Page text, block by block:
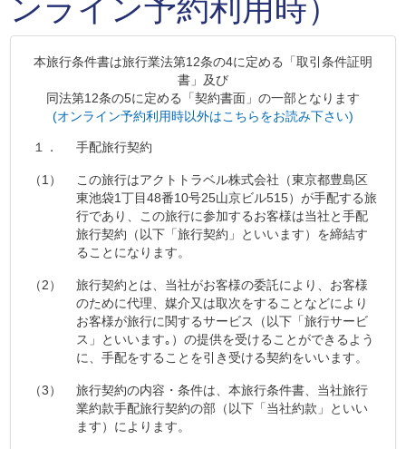
ンライン予約利用時）
本旅行条件書は旅行業法第12条の4に定める「取引条件証明
書」及び
同法第12条の5に定める「契約書面」の一部となります
(オンライン予約利用時以外はこちらをお読み下さい)
１． 手配旅行契約
（1）
この旅行はアクトトラベル株式会社（東京都豊島区
東池袋1丁目48番10号25山京ビル515）が手配する旅
行であり、この旅行に参加するお客様は当社と手配
旅行契約（以下「旅行契約」といいます）を締結す
ることになります。
（2）
旅行契約とは、当社がお客様の委託により、お客様
のために代理、媒介又は取次をすることなどにより
お客様が旅行に関するサービス（以下「旅行サービ
ス」といいます｡）の提供を受けることができるよう
に、手配をすることを引き受ける契約をいいます。
（3）
旅行契約の内容・条件は、本旅行条件書、当社旅行
業約款手配旅行契約の部（以下「当社約款」といい
ます）によります。